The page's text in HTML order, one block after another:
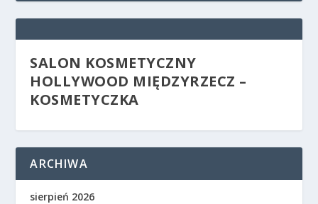
SALON KOSMETYCZNY
HOLLYWOOD MIĘDZYRZECZ –
KOSMETYCZKA
ARCHIWA
sierpień 2026